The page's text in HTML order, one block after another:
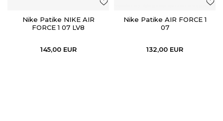
Nike Patike NIKE AIR
FORCE 1 07 LV8
145,00 EUR
Nike Patike AIR FORCE 1
07
132,00 EUR